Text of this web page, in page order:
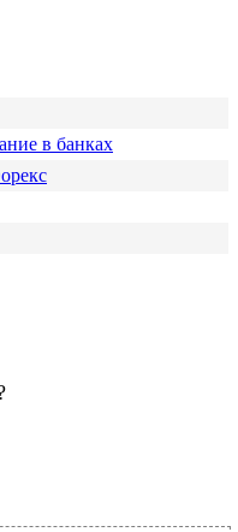
в банках